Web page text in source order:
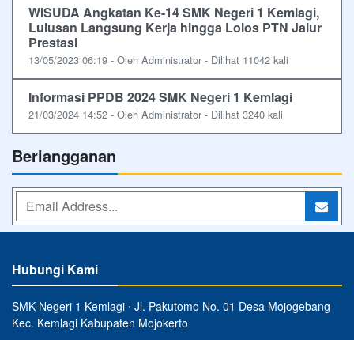
WISUDA Angkatan Ke-14 SMK Negeri 1 Kemlagi,
Lulusan Langsung Kerja hingga Lolos PTN Jalur
Prestasi
13/05/2023 06:19 - Oleh Administrator - Dilihat 11042 kali
Informasi PPDB 2024 SMK Negeri 1 Kemlagi
21/03/2024 14:52 - Oleh Administrator - Dilihat 3240 kali
Berlangganan
Hubungi Kami
SMK Negeri 1 Kemlagi ⋅ Jl. Pakutomo No. 01 Desa Mojogebang
Kec. Kemlagi Kabupaten Mojokerto